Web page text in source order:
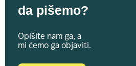
da pišemo?
Opišite nam ga, a
mi ćemo ga objaviti.